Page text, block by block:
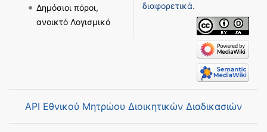
Δημόσιοι πόροι,
ανοικτό Λογισμικό
διαφορετικά.
API Εθνικού Μητρώου Διοικητικών Διαδικασιών